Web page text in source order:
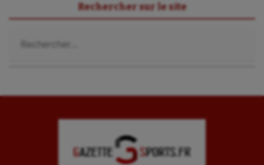
Rechercher sur le site